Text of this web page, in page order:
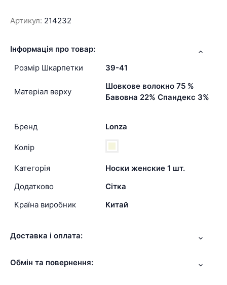
Артикул: 214232
Інформація про товар:
Розмір Шкарпетки
39-41
Матеріал верху
Шовкове волокно 75 %
Бавовна 22% Спандекс 3%
Бренд Lonza
Колір
Категорія
Носки женские 1 шт.
Додатково
Сітка
Країна виробник
Китай
Доставка і оплата:
Обмін та повернення: